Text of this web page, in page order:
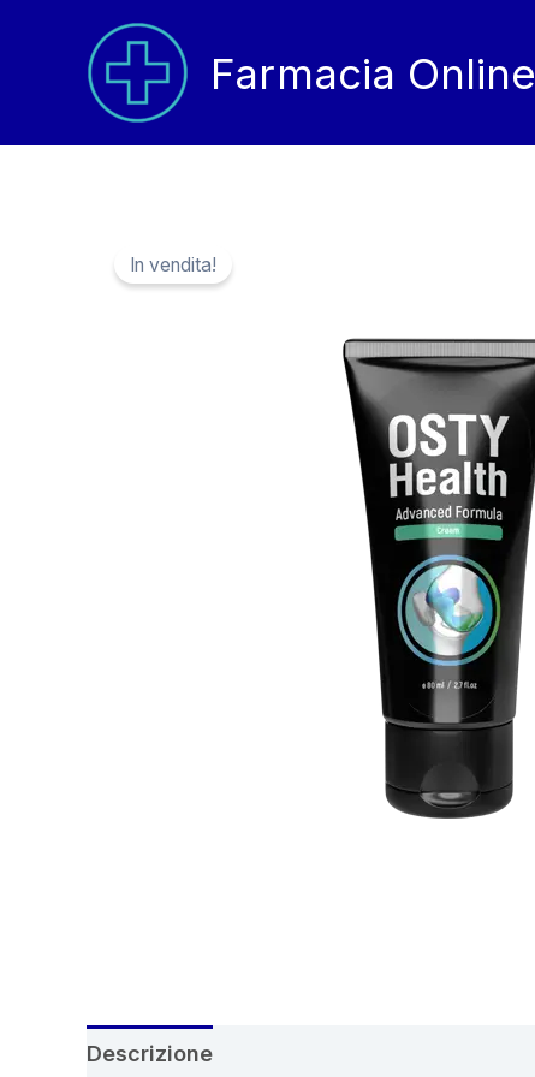
contenuto
Farmacia Online
In vendita!
Descrizione